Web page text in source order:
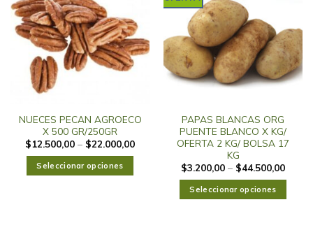
NUECES PECAN AGROECO
X 500 GR/250GR
$12.500,00 – $22.000,00
Seleccionar opciones
PAPAS BLANCAS ORG
PUENTE BLANCO X KG/
OFERTA 2 KG/ BOLSA 17
KG
$3.200,00 – $44.500,00
Seleccionar opciones